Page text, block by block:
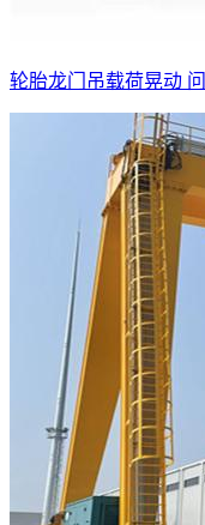
轮胎龙门吊载荷晃动